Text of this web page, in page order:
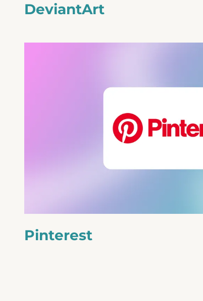
DeviantArt
Pinterest